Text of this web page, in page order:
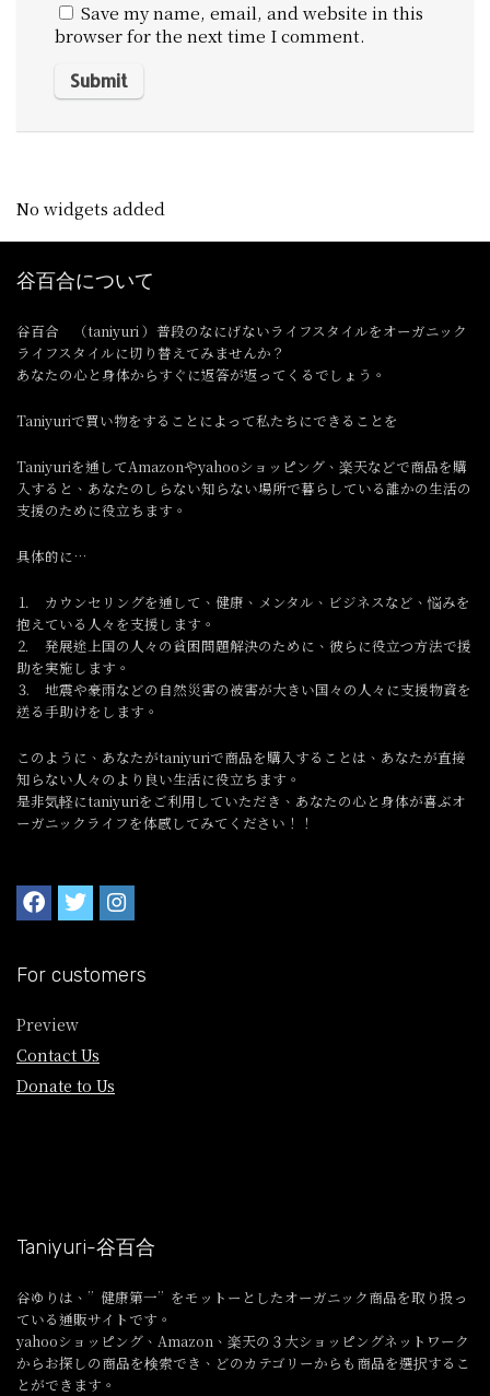
Save my name, email, and website in this
browser for the next time I comment.
No widgets added
谷百合について
谷百合 （taniyuri ）普段のなにげないライフスタイルをオーガニック
ライフスタイルに切り替えてみませんか？
あなたの心と身体からすぐに返答が返ってくるでしょう。
Taniyuriで買い物をすることによって私たちにできることを
Taniyuriを通してAmazonやyahooショッピング、楽天などで商品を購
入すると、あなたのしらない知らない場所で暮らしている誰かの生活の
支援のために役立ちます。
具体的に…
⒈ カウンセリングを通して、健康、メンタル、ビジネスなど、悩みを
抱えている人々を支援します。
⒉ 発展途上国の人々の貧困問題解決のために、彼らに役立つ方法で援
助を実施します。
⒊ 地震や豪雨などの自然災害の被害が大きい国々の人々に支援物資を
送る手助けをします。
このように、あなたがtaniyuriで商品を購入することは、あなたが直接
知らない人々のより良い生活に役立ちます。
是非気軽にtaniyuriをご利用していただき、あなたの心と身体が喜ぶオ
ーガニックライフを体感してみてください！！
For customers
Preview
Contact Us
Donate to Us
Taniyuri-谷百合
谷ゆりは、”健康第一”をモットーとしたオーガニック商品を取り扱っ
ている通販サイトです。
yahooショッピング、Amazon、楽天の３大ショッピングネットワーク
からお探しの商品を検索でき、どのカテゴリーからも商品を選択するこ
とができます。